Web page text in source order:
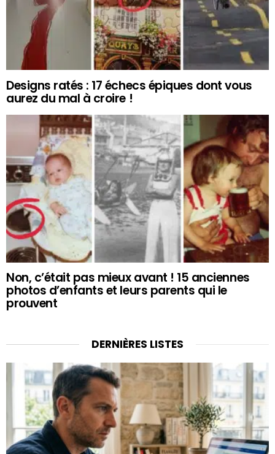
Designs ratés : 17 échecs épiques dont vous
aurez du mal à croire !
Non, c’était pas mieux avant ! 15 anciennes
photos d’enfants et leurs parents qui le
prouvent
DERNIÈRES LISTES